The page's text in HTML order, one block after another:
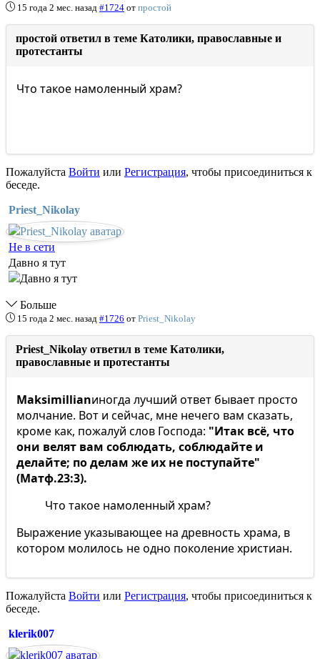
15 года 2 мес. назад #1724 от простой
простой ответил в теме Католики, православные и
протестанты
Что такое намоленный храм?
Пожалуйста Войти или Регистрация, чтобы присоединиться к
беседе.
Priest_Nikolay
Не в сети
Давно я тут
Больше
15 года 2 мес. назад #1726 от Priest_Nikolay
Priest_Nikolay ответил в теме Католики,
православные и протестанты
Maksimillianиногда лучший ответ бывает просто
молчание. Вот и сейчас, мне нечего вам сказать,
кроме как, пожалуй слов Господа: "Итак всё, что
они велят вам соблюдать, соблюдайте и
делайте; по делам же их не поступайте"
(Матф.23:3).
Что такое намоленный храм?
Выражение указывающее на древность храма, в
котором молилось не одно поколение христиан.
Пожалуйста Войти или Регистрация, чтобы присоединиться к
беседе.
klerik007